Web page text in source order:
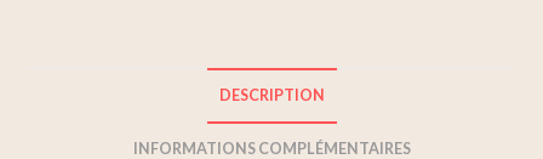
DESCRIPTION
INFORMATIONS COMPLÉMENTAIRES